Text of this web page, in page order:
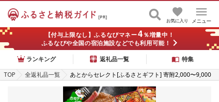
[PR]
メニュー
お気に入り
【付与上限なし】ふるなびマネー4％増量中！
ふるなびや全国の宿泊施設などでも利用可能！
ランキング
返礼品一覧
特集
TOP
全返礼品一覧
あとからセレクト[ふるさとギフト] 寄附2,000〜9,000
円相当 あとから選べる! ギフト ポイント ( ふるさと納
税 2000円 ふるさと納税 2000 2000円 9000円 9千円 あ